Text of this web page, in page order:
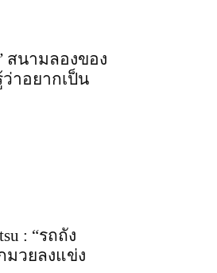
สนามลองของ
าอยากเป็น
: “รถถัง
มวยลงแข่ง